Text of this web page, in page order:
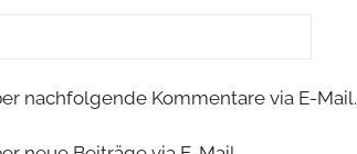
nachfolgende Kommentare via E-Mail.